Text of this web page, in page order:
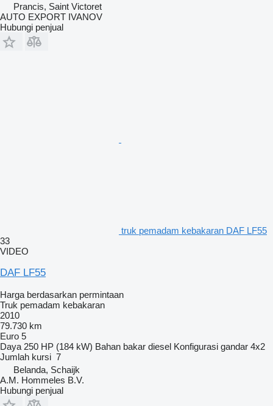
Prancis, Saint Victoret
AUTO EXPORT IVANOV
Hubungi penjual
truk pemadam kebakaran DAF LF55
33
VIDEO
DAF LF55
Harga berdasarkan permintaan
Truk pemadam kebakaran
2010
79.730 km
Euro 5
Daya 250 HP (184 kW) Bahan bakar diesel Konfigurasi gandar 4x2
Jumlah kursi 7
Belanda, Schaijk
A.M. Hommeles B.V.
Hubungi penjual